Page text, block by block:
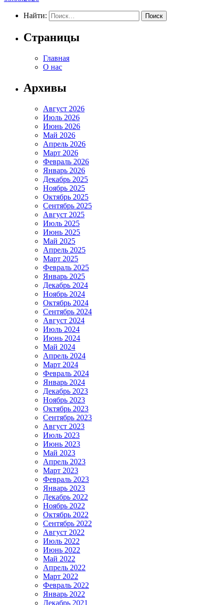
Найти:
Страницы
Главная
О нас
Архивы
Август 2026
Июль 2026
Июнь 2026
Май 2026
Апрель 2026
Март 2026
Февраль 2026
Январь 2026
Декабрь 2025
Ноябрь 2025
Октябрь 2025
Сентябрь 2025
Август 2025
Июль 2025
Июнь 2025
Май 2025
Апрель 2025
Март 2025
Февраль 2025
Январь 2025
Декабрь 2024
Ноябрь 2024
Октябрь 2024
Сентябрь 2024
Август 2024
Июль 2024
Июнь 2024
Май 2024
Апрель 2024
Март 2024
Февраль 2024
Январь 2024
Декабрь 2023
Ноябрь 2023
Октябрь 2023
Сентябрь 2023
Август 2023
Июль 2023
Июнь 2023
Май 2023
Апрель 2023
Март 2023
Февраль 2023
Январь 2023
Декабрь 2022
Ноябрь 2022
Октябрь 2022
Сентябрь 2022
Август 2022
Июль 2022
Июнь 2022
Май 2022
Апрель 2022
Март 2022
Февраль 2022
Январь 2022
Декабрь 2021